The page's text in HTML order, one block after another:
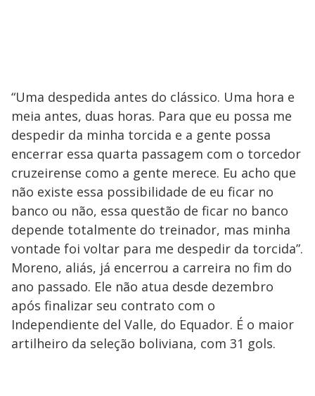
“Uma despedida antes do clássico. Uma hora e
meia antes, duas horas. Para que eu possa me
despedir da minha torcida e a gente possa
encerrar essa quarta passagem com o torcedor
cruzeirense como a gente merece. Eu acho que
não existe essa possibilidade de eu ficar no
banco ou não, essa questão de ficar no banco
depende totalmente do treinador, mas minha
vontade foi voltar para me despedir da torcida”.
Moreno, aliás, já encerrou a carreira no fim do
ano passado. Ele não atua desde dezembro
após finalizar seu contrato com o
Independiente del Valle, do Equador. É o maior
artilheiro da seleção boliviana, com 31 gols.